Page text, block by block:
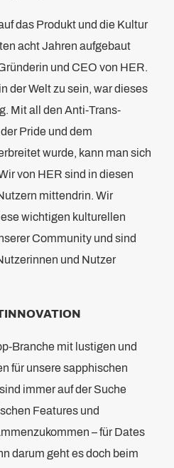
das Produkt und die Kultur
acht Jahren aufgebaut
und CEO von HER.
der Welt zu sein, war dieses
Mit all den Anti-Trans-
Pride und dem
wurde, kann man sich
von HER sind in diesen
mittendrin. Wir
wichtigen kulturellen
Community und sind
und Nutzer
Branche mit lustigen und
für unsere sapphischen
immer auf der Suche
Features und
– für Dates
darum geht es doch beim